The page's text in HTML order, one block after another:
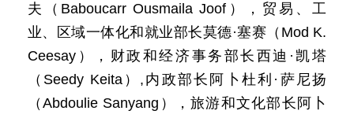
夫（Baboucarr Ousmaila Joof），贸易、工
业、区域一体化和就业部长莫德·塞赛（Mod K.
Ceesay），财政和经济事务部长西迪·凯塔
（Seedy Keita）,内政部长阿卜杜利·萨尼扬
（Abdoulie Sanyang），旅游和文化部长阿卜